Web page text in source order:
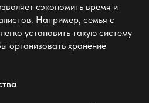
сэкономить время и
Например, семья с
установить такую систему
организовать хранение